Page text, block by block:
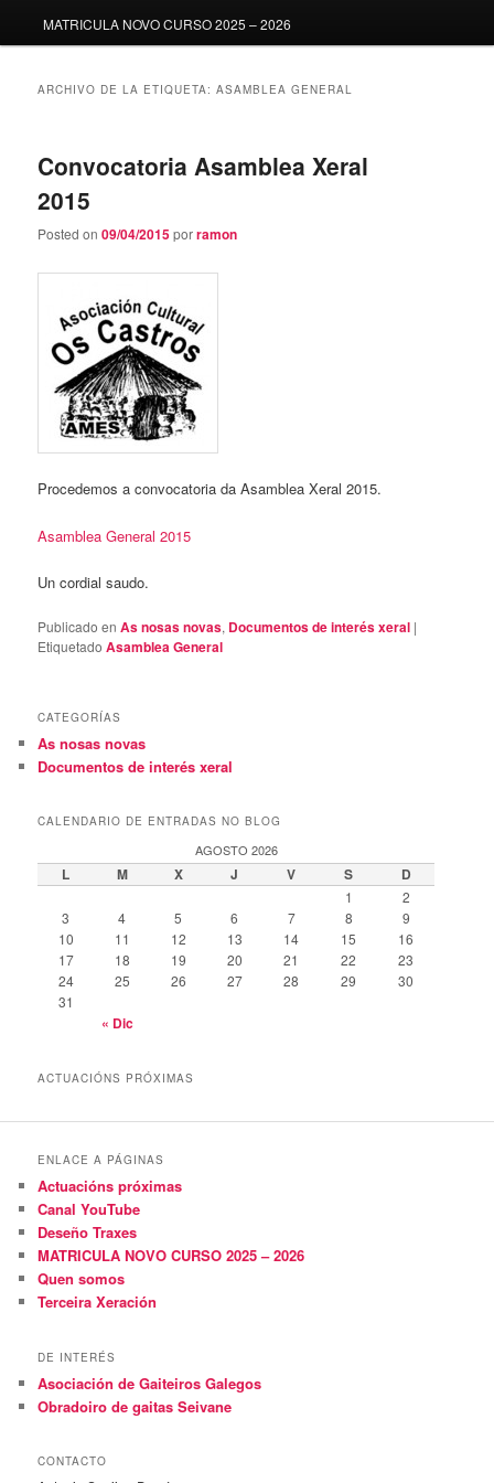
MATRICULA NOVO CURSO 2025 – 2026
ARCHIVO DE LA ETIQUETA:ASAMBLEA GENERAL
Convocatoria Asamblea Xeral
2015
Posted on09/04/2015porramon
Procedemos a convocatoria da Asamblea Xeral 2015.
Asamblea General 2015
Un cordial saudo.
Publicado en As nosas novas, Documentos de interés xeral |
Etiquetado Asamblea General
CATEGORÍAS
As nosas novas
Documentos de interés xeral
CALENDARIO DE ENTRADAS NO BLOG
AGOSTO 2026
L M X J V S D
1
2
3
4 5 6 7 8
9
10
11 12 13 14 15
16
17
18 19 20 21 22
23
24
25 26 27 28 29
30
31
« Dic
ACTUACIÓNS PRÓXIMAS
ENLACE A PÁGINAS
Actuacións próximas
Canal YouTube
Deseño Traxes
MATRICULA NOVO CURSO 2025 – 2026
Quen somos
Terceira Xeración
DE INTERÉS
Asociación de Gaiteiros Galegos
Obradoiro de gaitas Seivane
CONTACTO